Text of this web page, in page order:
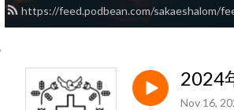
https://feed.podbean.com/sakaeshalom/
2024
Nov 16,